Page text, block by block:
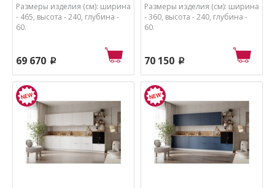
Размеры изделия (см): ширина
- 465, высота - 240, глубина -
60.
69 670 p
Размеры изделия (см): ширина
- 360, высота - 240, глубина -
60.
70 150 p